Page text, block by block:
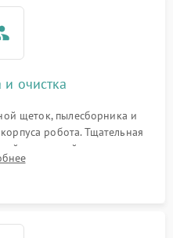
и очистка
щеток, пылесборника и
робота. Тщательная
шестерней и плат от
и шерсти животных с